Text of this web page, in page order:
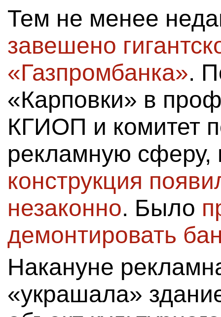
Тем не менее
завешено
«Газпромбанка».
«Карповки» в
КГИОП и комитет
рекламную сферу,
конструкция
незаконно. Было
демонтировать
Накануне
«украшала»